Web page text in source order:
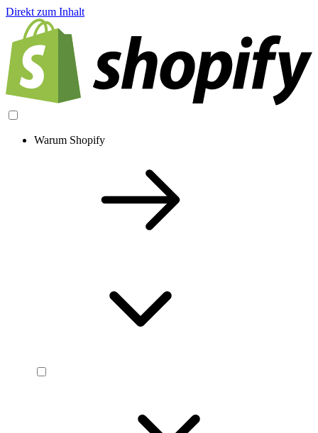
Direkt zum Inhalt
Warum Shopify